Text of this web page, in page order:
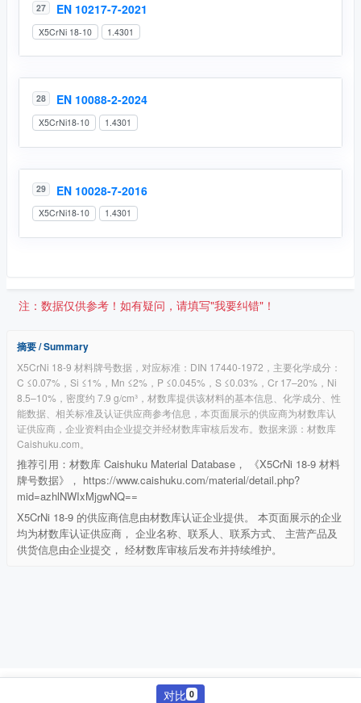
27 EN 10217-7-2021
X5CrNi 18-10 1.4301
28 EN 10088-2-2024
X5CrNi18-10 1.4301
29 EN 10028-7-2016
X5CrNi18-10 1.4301
注：数据仅供参考！如有疑问，请填写"我要纠错"！
摘要 / Summary
X5CrNi 18-9 材料牌号数据，对应标准：DIN 17440-1972，主要化学成分：
C ≤0.07%，Si ≤1%，Mn ≤2%，P ≤0.045%，S ≤0.03%，Cr 17–20%，Ni
8.5–10%，密度约 7.9 g/cm³，材数库提供该材料的基本信息、化学成分、性
能数据、相关标准及认证供应商参考信息，本页面展示的供应商为材数库认
证供应商，企业资料由企业提交并经材数库审核后发布。数据来源：材数库
Caishuku.com。
推荐引用：材数库 Caishuku Material Database， 《X5CrNi 18-9 材料
牌号数据》， https://www.caishuku.com/material/detail.php?
mid=azhlNWIxMjgwNQ==
X5CrNi 18-9 的供应商信息由材数库认证企业提供。 本页面展示的企业
均为材数库认证供应商， 企业名称、联系人、联系方式、 主营产品及
供货信息由企业提交， 经材数库审核后发布并持续维护。
2026 材数库
对比 0